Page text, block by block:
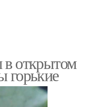
в открытом
горькие